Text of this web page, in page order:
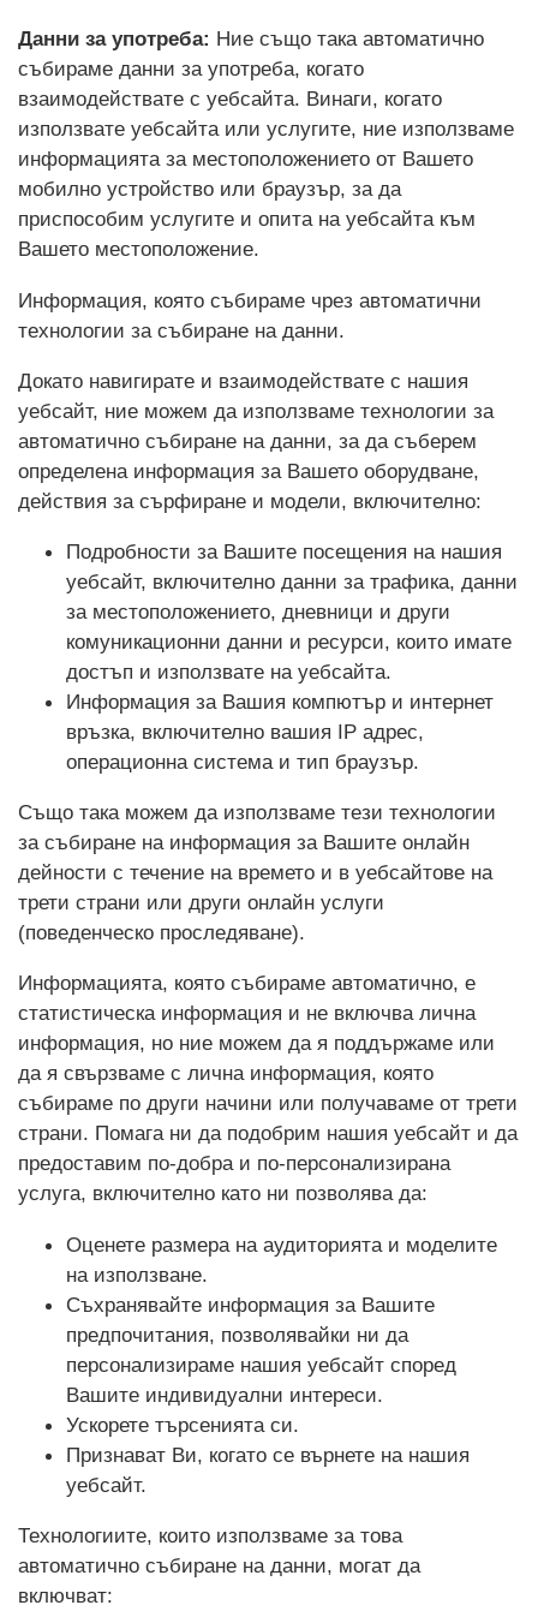
Данни за употреба: Ние също така автоматично
събираме данни за употреба, когато
взаимодействате с уебсайта. Винаги, когато
използвате уебсайта или услугите, ние използваме
информацията за местоположението от Вашето
мобилно устройство или браузър, за да
приспособим услугите и опита на уебсайта към
Вашето местоположение.
Информация, която събираме чрез автоматични
технологии за събиране на данни.
Докато навигирате и взаимодействате с нашия
уебсайт, ние можем да използваме технологии за
автоматично събиране на данни, за да съберем
определена информация за Вашето оборудване,
действия за сърфиране и модели, включително:
Подробности за Вашите посещения на нашия
уебсайт, включително данни за трафика, данни
за местоположението, дневници и други
комуникационни данни и ресурси, които имате
достъп и използвате на уебсайта.
Информация за Вашия компютър и интернет
връзка, включително вашия IP адрес,
операционна система и тип браузър.
Също така можем да използваме тези технологии
за събиране на информация за Вашите онлайн
дейности с течение на времето и в уебсайтове на
трети страни или други онлайн услуги
(поведенческо проследяване).
Информацията, която събираме автоматично, е
статистическа информация и не включва лична
информация, но ние можем да я поддържаме или
да я свързваме с лична информация, която
събираме по други начини или получаваме от трети
страни. Помага ни да подобрим нашия уебсайт и да
предоставим по-добра и по-персонализирана
услуга, включително като ни позволява да:
Оценете размера на аудиторията и моделите
на използване.
Съхранявайте информация за Вашите
предпочитания, позволявайки ни да
персонализираме нашия уебсайт според
Вашите индивидуални интереси.
Ускорете търсенията си.
Признават Ви, когато се върнете на нашия
уебсайт.
Технологиите, които използваме за това
автоматично събиране на данни, могат да
включват: